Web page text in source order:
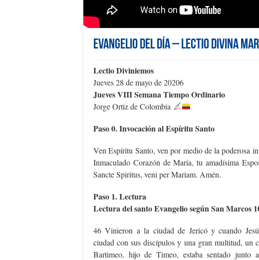
Evangelio del día – Lectio Divina
Lectio Diviniemos
Jueves 28 de mayo de 20206
Jueves VIII Semana Tiempo Ordinario
Jorge Ortiz de Colombia
Paso 0. Invocación al Espíritu Santo
Ven Espíritu Santo, ven por medio de la poderosa
Inmaculado Corazón de María, tu amadísima
Sancte Spiritus, veni per Mariam. Amén.
Paso 1. Lectura
Lectura del santo Evangelio según San Marcos
46 Vinieron a la ciudad de Jericó y cuando
ciudad con sus discípulos y una gran multitud, un
Bartimeo, hijo de Timeo, estaba sentado junto